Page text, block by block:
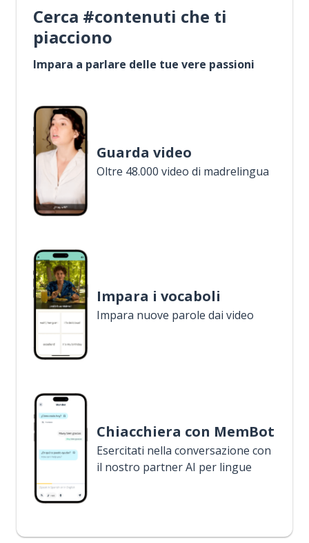
Cerca #contenuti che ti
piacciono
Impara a parlare delle tue vere passioni
Guarda video
Oltre 48.000 video di madrelingua
Impara i vocaboli
Impara nuove parole dai video
Chiacchiera con MemBot
Esercitati nella conversazione con
il nostro partner AI per lingue